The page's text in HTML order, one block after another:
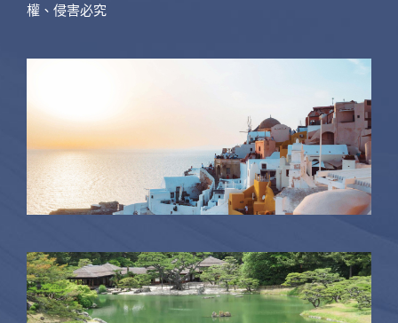
權、侵害必究